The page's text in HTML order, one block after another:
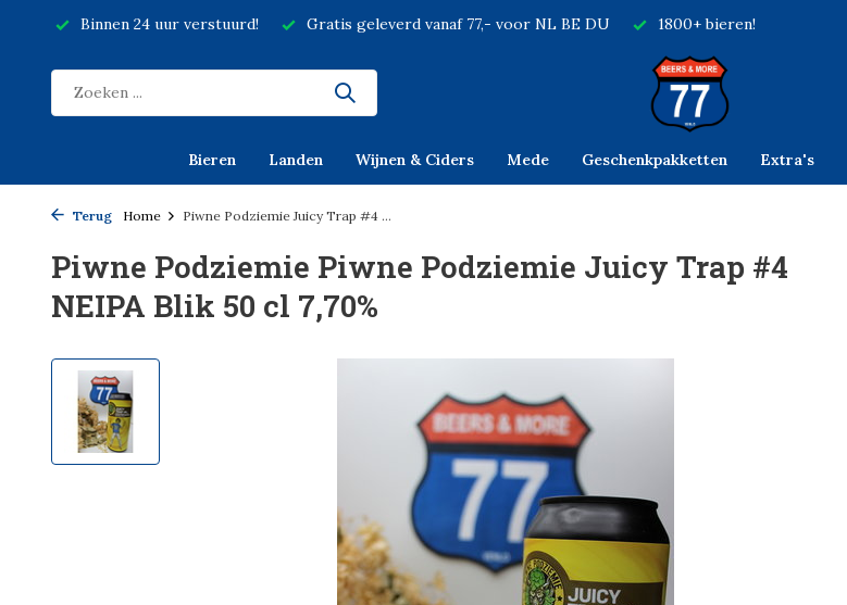
Binnen 24 uur verstuurd! Gratis geleverd vanaf 77,- voor NL BE DU 1800+ bieren!
Bieren Landen Wijnen & Ciders Mede Geschenkpakketten Extra's
Terug Home Piwne Podziemie Juicy Trap #4 ...
Piwne Podziemie Piwne Podziemie Juicy Trap #4
NEIPA Blik 50 cl 7,70%